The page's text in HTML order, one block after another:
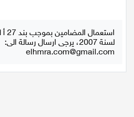
اقتصاد
مقالات
مطبخ
لسنة 2007، يرجى ارسال رسالة الى:
elhmra.com@gmail.com